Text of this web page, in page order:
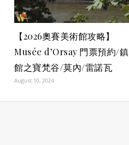
【2026奧賽美術館攻略】
Musée d’Orsay 門票預約/鎮
館之寶梵谷/莫內/雷諾瓦
August 10, 2024